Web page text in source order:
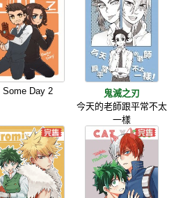
Some Day 2
鬼滅之刃
今天的老師跟平常不太
一樣